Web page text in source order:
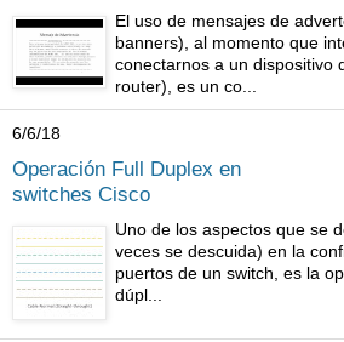
El uso de mensajes de
banners), al momento que
conectarnos a un dispositivo
router), es un co...
6/6/18
Operación Full Duplex en
switches Cisco
Uno de los aspectos que se
veces se descuida) en la
puertos de un switch, es la
dúpl...